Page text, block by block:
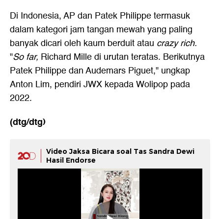
Di Indonesia, AP dan Patek Philippe termasuk
dalam kategori jam tangan mewah yang paling
banyak dicari oleh kaum berduit atau crazy rich.
"So far, Richard Mille di urutan teratas. Berikutnya
Patek Philippe dan Audemars Piguet," ungkap
Anton Lim, pendiri JWX kepada Wolipop pada
2022.
(dtg/dtg)
Video Jaksa Bicara soal Tas Sandra Dewi
Hasil Endorse